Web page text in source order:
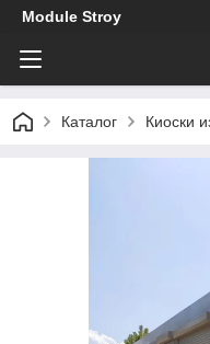
Module Stroy
Каталог Киоски